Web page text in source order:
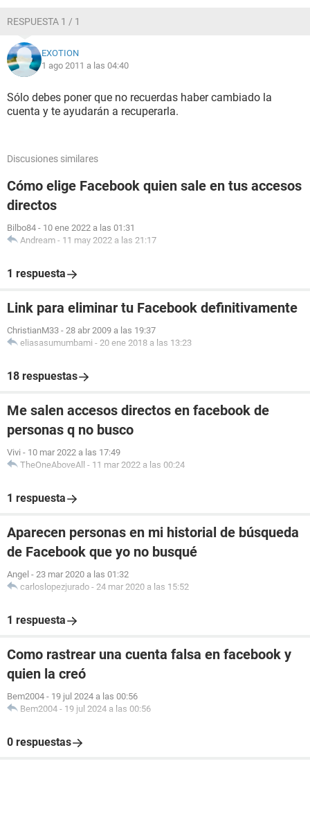
RESPUESTA 1 / 1
EXOTION
1 ago 2011 a las 04:40
Sólo debes poner que no recuerdas haber cambiado la
cuenta y te ayudarán a recuperarla.
Discusiones similares
Cómo elige Facebook quien sale en tus accesos
directos
Bilbo84 - 10 ene 2022 a las 01:31
Andream - 11 may 2022 a las 21:17
1 respuesta
Link para eliminar tu Facebook definitivamente
ChristianM33 - 28 abr 2009 a las 19:37
eliasasumumbami - 20 ene 2018 a las 13:23
18 respuestas
Me salen accesos directos en facebook de
personas q no busco
Vivi - 10 mar 2022 a las 17:49
TheOneAboveAll - 11 mar 2022 a las 00:24
1 respuesta
Aparecen personas en mi historial de búsqueda
de Facebook que yo no busqué
Angel - 23 mar 2020 a las 01:32
carloslopezjurado - 24 mar 2020 a las 15:52
1 respuesta
Como rastrear una cuenta falsa en facebook y
quien la creó
Bem2004 - 19 jul 2024 a las 00:56
Bem2004 - 19 jul 2024 a las 00:56
0 respuestas